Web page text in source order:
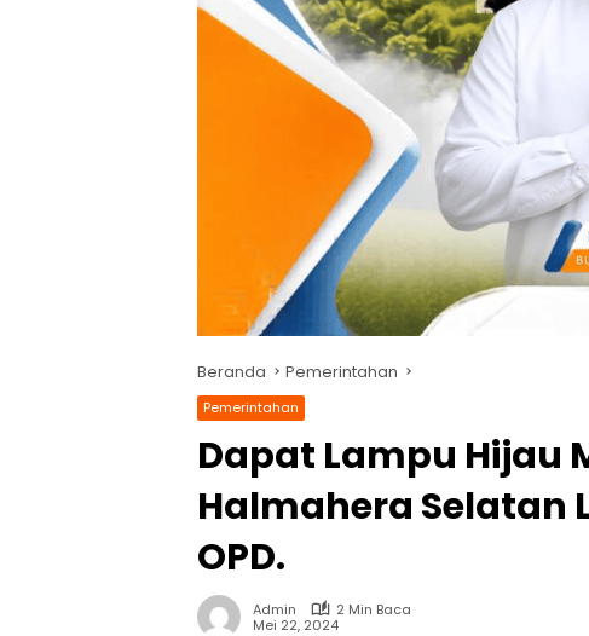
Beranda Pemerintahan
Pemerintahan
Dapat Lampu Hijau
Halmahera Selatan
OPD.
Admin
2 Min Baca
Mei 22, 2024